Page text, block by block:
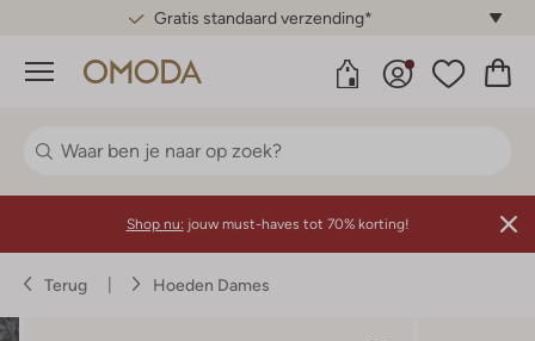
Gratis standaard verzending*
Menu
Shop nu: jouw must-haves tot 70% korting!
Terug Hoeden Dames